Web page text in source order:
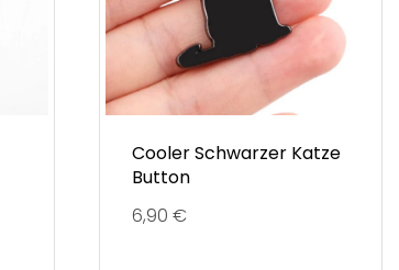
Cooler Schwarzer Katze
Button
6,90 €